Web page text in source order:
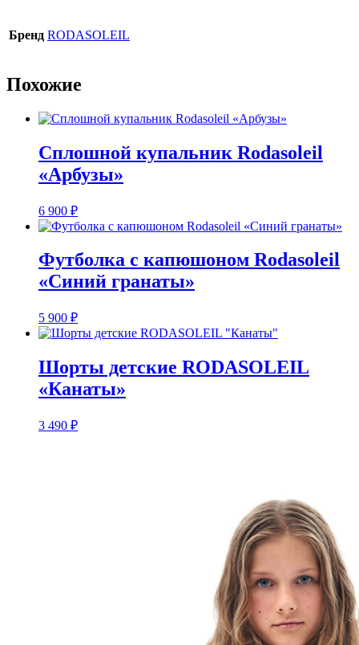
Бренд RODASOLEIL
Похожие
Сплошной купальник Rodasoleil
«Арбузы»
6 900 ₽
Футболка с капюшоном Rodasoleil
«Синий гранаты»
5 900 ₽
Шорты детские RODASOLEIL
«Канаты»
3 490 ₽